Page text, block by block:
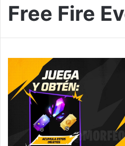
Free Fire